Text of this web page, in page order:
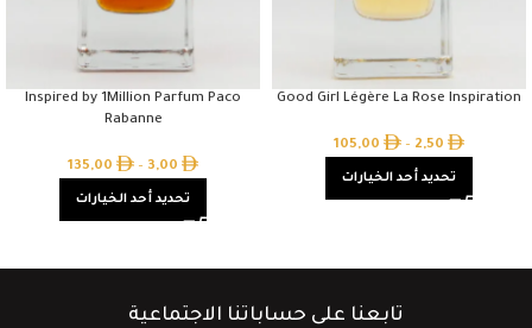
Good Girl Légère La Rose Inspiration
2,50
–
105,00
تحديد أحد الخيارات
Inspired by 1Million Parfum Paco
Rabanne
3,00
–
135,00
تحديد أحد الخيارات
تابعنا على حساباتنا الاجتماعية